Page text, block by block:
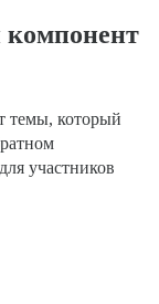
компонент
темы, который
участников